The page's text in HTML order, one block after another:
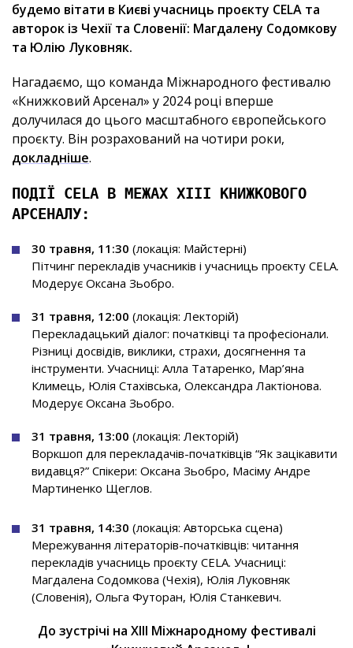
будемо вітати в Києві учасниць проєкту CELA та
авторок із Чехії та Словенії: Магдалену Содомкову
та Юлію Луковняк.
Нагадаємо, що команда Міжнародного фестивалю
«Книжковий Арсенал» у 2024 році вперше
долучилася до цього масштабного європейського
проєкту. Він розрахований на чотири роки,
докладніше.
ПОДІЇ CELA В МЕЖАХ ХІІІ КНИЖКОВОГО
АРСЕНАЛУ:
30 травня, 11:30 (локація: Майстерні)
Пітчинг перекладів учасників і учасниць проєкту CELA.
Модерує Оксана Зьобро.
31 травня, 12:00 (локація: Лекторій)
Перекладацький діалог: початківці та професіонали.
Різниці досвідів, виклики, страхи, досягнення та
інструменти. Учасниці: Алла Татаренко, Мар’яна
Климець, Юлія Стахівська, Олександра Лактіонова.
Модерує Оксана Зьобро.
31 травня, 13:00 (локація: Лекторій)
Воркшоп для перекладачів-початківців “Як зацікавити
видавця?” Спікери: Оксана Зьобро, Масіму Андре
Мартиненко Щеглов.
31 травня, 14:30 (локація: Авторська сцена)
Мережування літераторів-початківців: читання
перекладів учасниць проєкту CELA. Учасниці:
Магдалена Содомкова (Чехія), Юлія Луковняк
(Словенія), Ольга Футоран, Юлія Станкевич.
До зустрічі на ХІІІ Міжнародному фестивалі